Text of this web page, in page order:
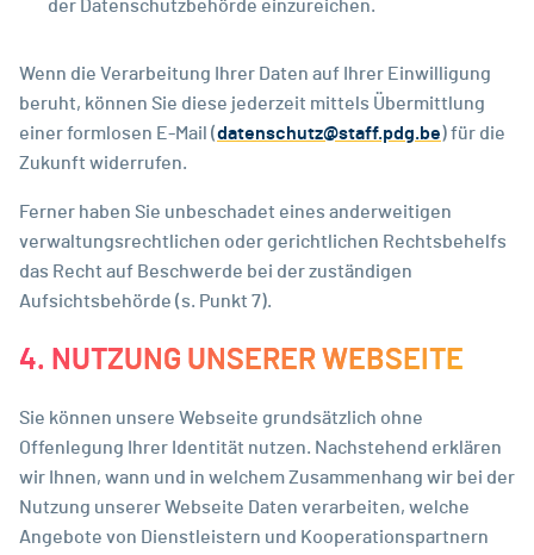
der Datenschutzbehörde einzureichen.
Wenn die Verarbeitung Ihrer Daten auf Ihrer Einwilligung
beruht, können Sie diese jederzeit mittels Übermittlung
einer formlosen E-Mail (datenschutz@staff.pdg.be) für die
Zukunft widerrufen.
Ferner haben Sie unbeschadet eines anderweitigen
verwaltungsrechtlichen oder gerichtlichen Rechtsbehelfs
das Recht auf Beschwerde bei der zuständigen
Aufsichtsbehörde (s. Punkt 7).
4. NUTZUNG UNSERER WEBSEITE
Sie können unsere Webseite grundsätzlich ohne
Offenlegung Ihrer Identität nutzen. Nachstehend erklären
wir Ihnen, wann und in welchem Zusammenhang wir bei der
Nutzung unserer Webseite Daten verarbeiten, welche
Angebote von Dienstleistern und Kooperationspartnern